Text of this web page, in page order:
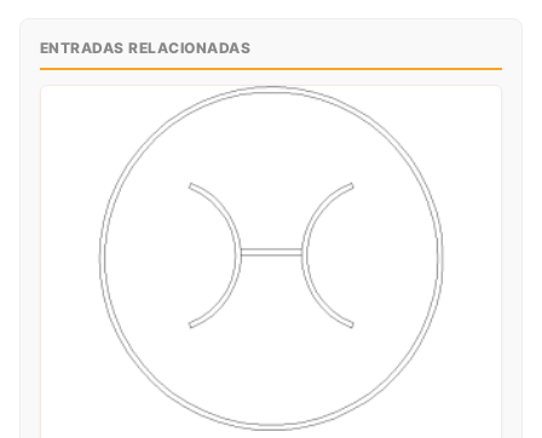
ENTRADAS RELACIONADAS